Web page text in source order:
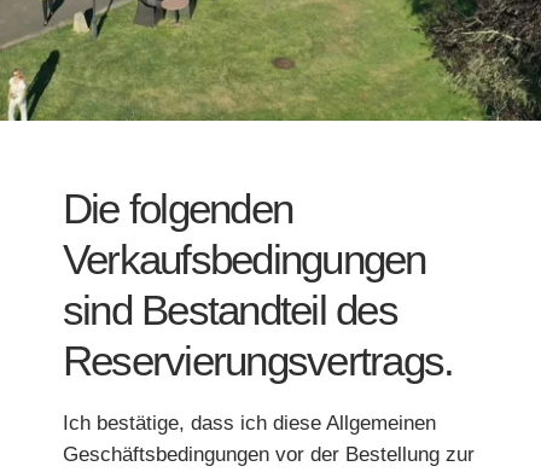
Die folgenden
Verkaufsbedingungen
sind Bestandteil des
Reservierungsvertrags.
Ich bestätige, dass ich diese Allgemeinen
Geschäftsbedingungen vor der Bestellung zur